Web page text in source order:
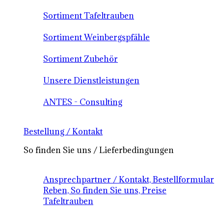
Sortiment Tafeltrauben
Sortiment Weinbergspfähle
Sortiment Zubehör
Unsere Dienstleistungen
ANTES - Consulting
Bestellung / Kontakt
So finden Sie uns / Lieferbedingungen
Ansprechpartner / Kontakt, Bestellformular
Reben, So finden Sie uns, Preise
Tafeltrauben